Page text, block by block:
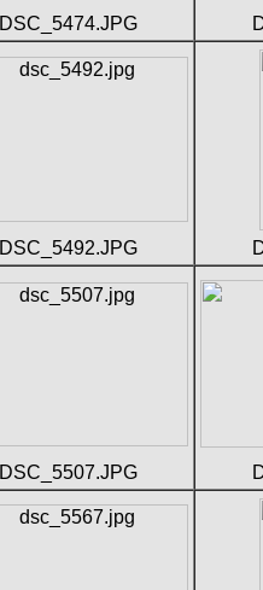
DSC_5474.JPG
DSC_5492.JPG
DSC_5507.JPG